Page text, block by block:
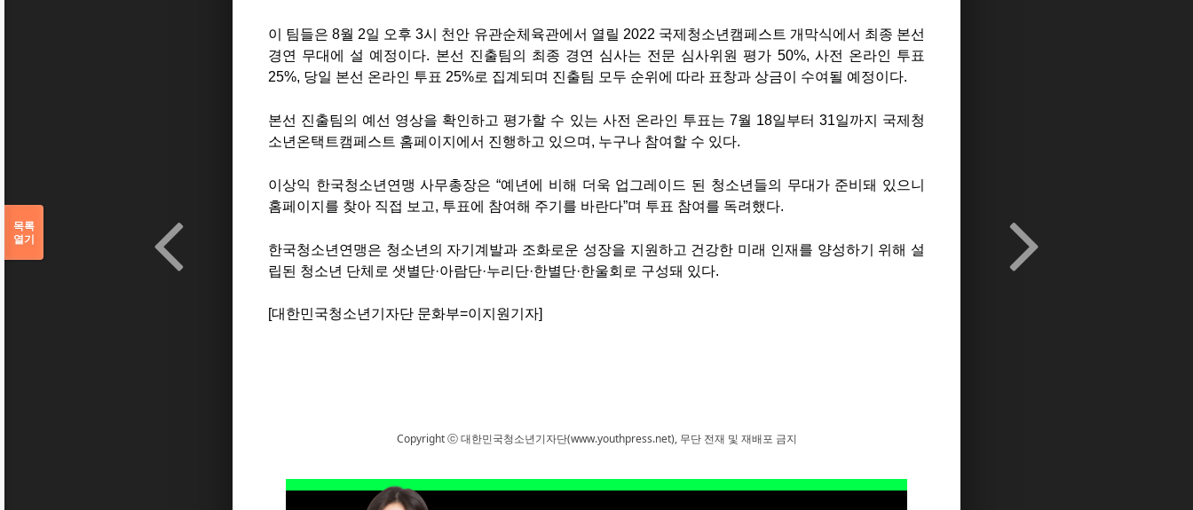
이 팀들은 8월 2일 오후 3시 천안 유관순체육관에서 열릴 2022 국제청소년캠페스트 개막식에서 최종 본선
경연 무대에 설 예정이다. 본선 진출팀의 최종 경연 심사는 전문 심사위원 평가 50%, 사전 온라인 투표
25%, 당일 본선 온라인 투표 25%로 집계되며 진출팀 모두 순위에 따라 표창과 상금이 수여될 예정이다.
본선 진출팀의 예선 영상을 확인하고 평가할 수 있는 사전 온라인 투표는 7월 18일부터 31일까지 국제청
소년온택트캠페스트 홈페이지에서 진행하고 있으며, 누구나 참여할 수 있다.
이상익 한국청소년연맹 사무총장은 “예년에 비해 더욱 업그레이드 된 청소년들의 무대가 준비돼 있으니
홈페이지를 찾아 직접 보고, 투표에 참여해 주기를 바란다”며 투표 참여를 독려했다.
한국청소년연맹은 청소년의 자기계발과 조화로운 성장을 지원하고 건강한 미래 인재를 양성하기 위해 설
립된 청소년 단체로 샛별단·아람단·누리단·한별단·한울회로 구성돼 있다.
[대한민국청소년기자단 문화부=이지원기자]
Copyright ⓒ 대한민국청소년기자단(www.youthpress.net), 무단 전재 및 재배포 금지
목록
열기